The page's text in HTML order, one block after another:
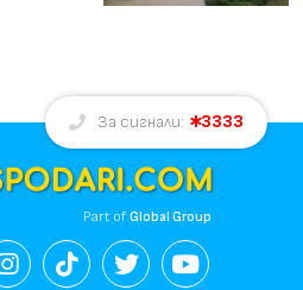
За сигнали: 3333
Part ofGlobal Group